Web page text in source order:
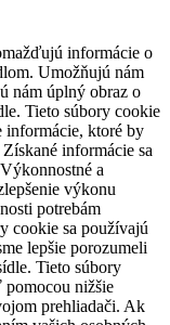
informácie o
Umožňujú nám
nám úplný obraz o
Tieto súbory cookie
informácie, ktoré by
informácie sa
a
výkonu
potrebám
cookie sa používajú
lepšie porozumeli
Tieto súbory
nižšie
prehliadači. Ak